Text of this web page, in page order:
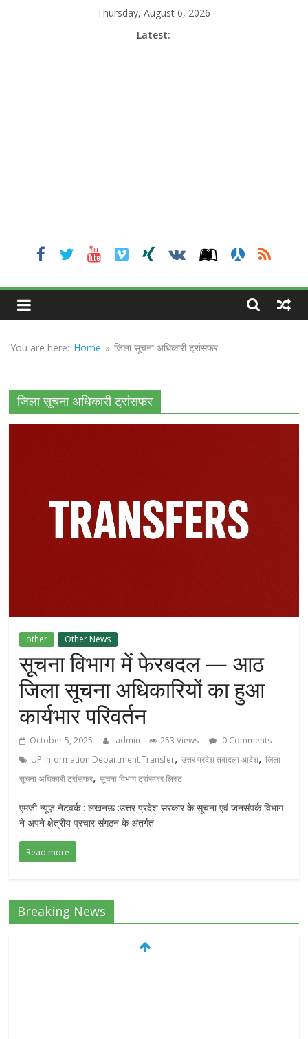
Thursday, August 6, 2026
Latest:
MGNEWSINDIA
Sach
You are here: Home » जिला सूचना अधिकारी ट्रांसफर
जिला सूचना अधिकारी ट्रांसफर
other Other News
सूचना विभाग में फेरबदल — आठ
जिला सूचना अधिकारियों का हुआ
कार्यभार परिवर्तन
October 5, 2025 admin 253 Views
0 Comments
UP Information Department Transfer,उत्तर प्रदेश तबादला आदेश,जिला
सूचना अधिकारी ट्रांसफर,सूचना विभाग ट्रांसफर लिस्ट
एमजी न्यूज़ नेटवर्क : लखनऊ :उत्तर प्रदेश सरकार के सूचना एवं जनसंपर्क विभाग
ने अपने क्षेत्रीय प्रचार संगठन के अंतर्गत
Read more
Breaking News